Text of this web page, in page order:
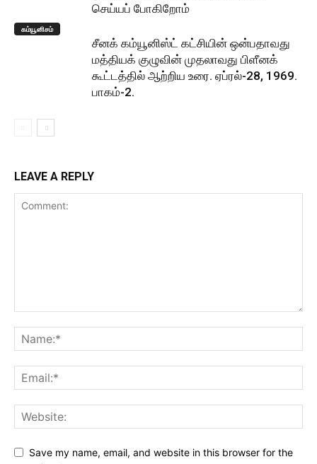
செய்யப் போகிறோம்
கம்யூனிசம்
சீனக் கம்யூனிஸ்ட் கட்சியின் ஒன்பதாவது
மத்தியக் குழுவின் முதலாவது பிளீனக்
கூட்டத்தில் ஆற்றிய உரை. ஏப்ரல்-28, 1969.
பாகம்-2.
LEAVE A REPLY
Save my name, email, and website in this browser for the